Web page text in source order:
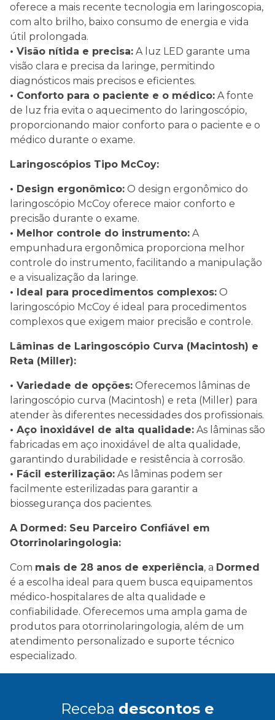
oferece a mais recente tecnologia em laringoscopia,
com alto brilho, baixo consumo de energia e vida
útil prolongada.
• Visão nítida e precisa: A luz LED garante uma
visão clara e precisa da laringe, permitindo
diagnósticos mais precisos e eficientes.
• Conforto para o paciente e o médico: A fonte
de luz fria evita o aquecimento do laringoscópio,
proporcionando maior conforto para o paciente e o
médico durante o exame.
Laringoscópios Tipo McCoy:
• Design ergonômico: O design ergonômico do
laringoscópio McCoy oferece maior conforto e
precisão durante o exame.
• Melhor controle do instrumento: A
empunhadura ergonômica proporciona melhor
controle do instrumento, facilitando a manipulação
e a visualização da laringe.
• Ideal para procedimentos complexos: O
laringoscópio McCoy é ideal para procedimentos
complexos que exigem maior precisão e controle.
Lâminas de Laringoscópio Curva (Macintosh) e
Reta (Miller):
• Variedade de opções: Oferecemos lâminas de
laringoscópio curva (Macintosh) e reta (Miller) para
atender às diferentes necessidades dos profissionais.
• Aço inoxidável de alta qualidade: As lâminas são
fabricadas em aço inoxidável de alta qualidade,
garantindo durabilidade e resistência à corrosão.
• Fácil esterilização: As lâminas podem ser
facilmente esterilizadas para garantir a
biossegurança dos pacientes.
A Dormed: Seu Parceiro Confiável em
Otorrinolaringologia:
Com mais de 28 anos de experiência, a Dormed
é a escolha ideal para quem busca equipamentos
médico-hospitalares de alta qualidade e
confiabilidade. Oferecemos uma ampla gama de
produtos para otorrinolaringologia, além de um
atendimento personalizado e suporte técnico
especializado.
Receba descontos e